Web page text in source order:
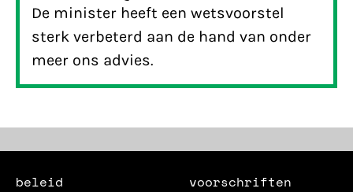
De minister heeft een wetsvoorstel
sterk verbeterd aan de hand van onder
meer ons advies.
beleid
voorschriften